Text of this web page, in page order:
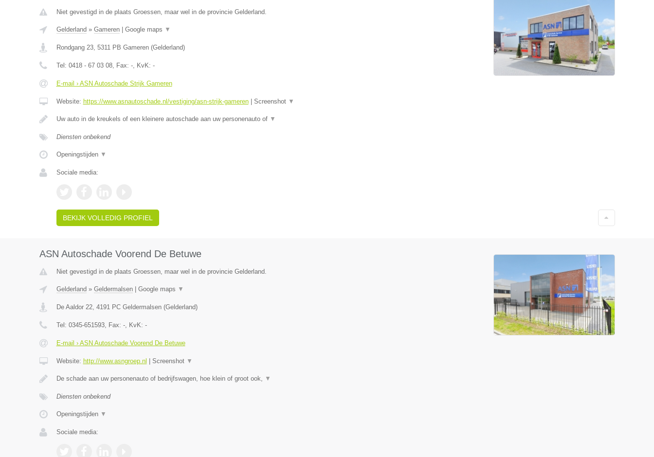
Niet gevestigd in de plaats Groessen, maar wel in de provincie Gelderland.
Gelderland » Gameren| Google maps ▼
Rondgang 23, 5311 PB Gameren(Gelderland)
Tel: 0418 - 67 03 08, Fax: -, KvK: -
E-mail › ASN Autoschade Strijk Gameren
Website: https://www.asnautoschade.nl/vestiging/asn-strijk-gameren| Screenshot ▼
Uw auto in de kreukels of een kleinere autoschade aan uw personenauto of ▼
Diensten onbekend
Openingstijden ▼
Sociale media:
BEKIJK VOLLEDIG PROFIEL
ASN Autoschade Voorend De Betuwe
Niet gevestigd in de plaats Groessen, maar wel in de provincie Gelderland.
Gelderland » Geldermalsen| Google maps ▼
De Aaldor 22, 4191 PC Geldermalsen(Gelderland)
Tel: 0345-651593, Fax: -, KvK: -
E-mail › ASN Autoschade Voorend De Betuwe
Website: http://www.asngroep.nl Screenshot ▼
De schade aan uw personenauto of bedrijfswagen, hoe klein of groot ook, ▼
Diensten onbekend
Openingstijden ▼
Sociale media: